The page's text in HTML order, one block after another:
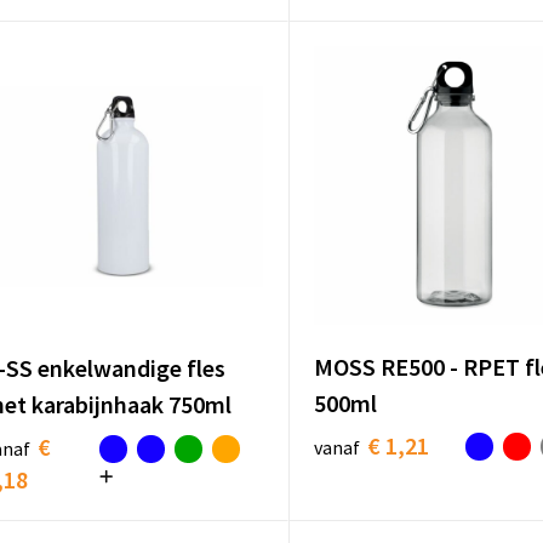
SS enkelwandige fles
karabijnhaak 750ml
€
MOSS RE500 - RPET
500ml
vanaf € 1,21